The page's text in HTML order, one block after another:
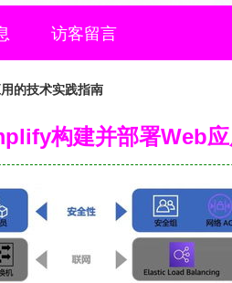
访客留言
的技术实践指南
构建并部署Web